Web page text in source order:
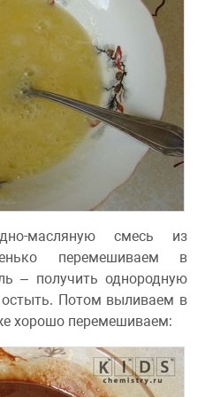
масляную смесь из
перемешиваем в
– получить однородную
Потом выливаем в
хорошо перемешиваем: